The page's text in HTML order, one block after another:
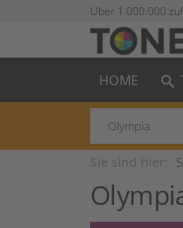
Über 1.000.000
HOME search